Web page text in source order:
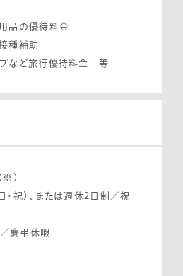
品の優待料金
種補助
プなど旅行優待料金 等
）
・祝）、または週休2日制／祝
慶弔休暇